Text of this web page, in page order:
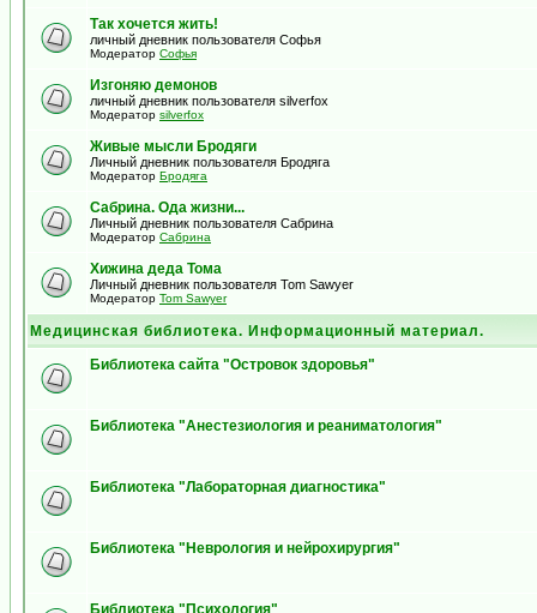
Так хочется жить!
личный дневник пользователя Софья
Модератор Софья
Изгоняю демонов
личный дневник пользователя silverfox
Модератор silverfox
Живые мысли Бродяги
Личный дневник пользователя Бродяга
Модератор Бродяга
Сабрина. Ода жизни...
Личный дневник пользователя Сабрина
Модератор Сабрина
Хижина деда Тома
Личный дневник пользователя Tom Sawyer
Модератор Tom Sawyer
Медицинская библиотека. Информационный материал.
Библиотека сайта "Островок здоровья"
Библиотека "Анестезиология и реаниматология"
Библиотека "Лабораторная диагностика"
Библиотека "Неврология и нейрохирургия"
Библиотека "Психология"